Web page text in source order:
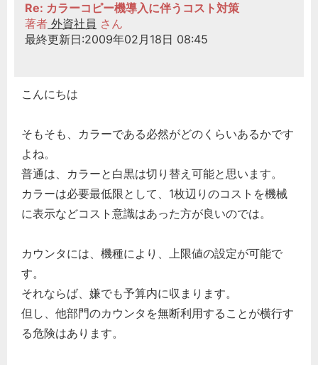
Re: カラーコピー機導入に伴うコスト対策
著者 外資社員 さん
最終更新日:2009年02月18日 08:45
こんにちは
そもそも、カラーである必然がどのくらいあるかです
よね。
普通は、カラーと白黒は切り替え可能と思います。
カラーは必要最低限として、1枚辺りのコストを機械
に表示などコスト意識はあった方が良いのでは。
カウンタには、機種により、上限値の設定が可能で
す。
それならば、嫌でも予算内に収まります。
但し、他部門のカウンタを無断利用することが横行す
る危険はあります。